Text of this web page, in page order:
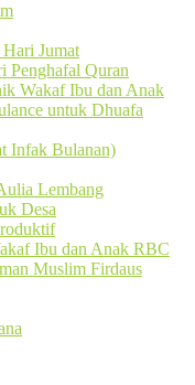
Jumat
Penghafal Quran
Wakaf Ibu dan Anak
untuk Dhuafa
Infak Bulanan)
Lembang
Desa
Ibu dan Anak RBC
Muslim Firdaus